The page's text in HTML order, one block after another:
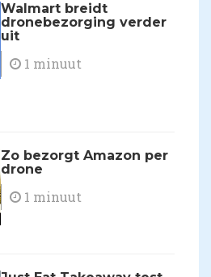
Walmart breidt
dronebezorging verder
uit
1 minuut
Zo bezorgt Amazon per
drone
1 minuut